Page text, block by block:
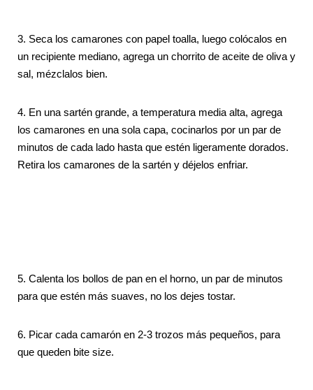
3. Seca los camarones con papel toalla, luego colócalos en
un recipiente mediano, agrega un chorrito de aceite de oliva y
sal, mézclalos bien.
4. En una sartén grande, a temperatura media alta, agrega
los camarones en una sola capa, cocinarlos por un par de
minutos de cada lado hasta que estén ligeramente dorados.
Retira los camarones de la sartén y déjelos enfriar.
5. Calenta los bollos de pan en el horno, un par de minutos
para que estén más suaves, no los dejes tostar.
6. Picar cada camarón en 2-3 trozos más pequeños, para
que queden bite size.